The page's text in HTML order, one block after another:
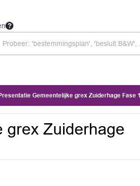
Gemeentelijke grex Zuiderhage Fase 1
grex Zuiderhage